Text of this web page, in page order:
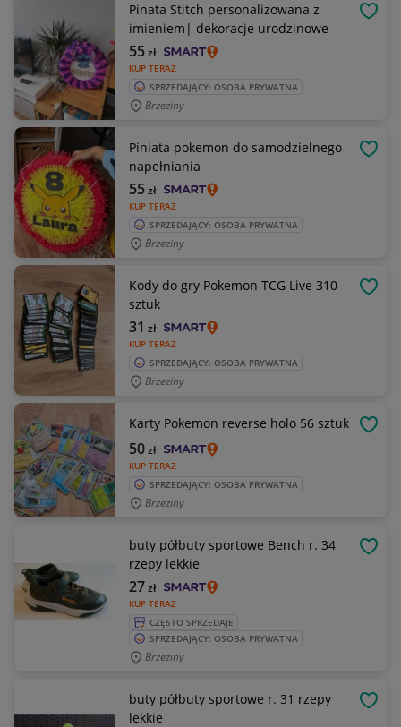
Pinata Stitch personalizowana z
imieniem| dekoracje urodzinowe
KUP TERAZ
55zł
SPRZEDAJĄCY: OSOBA PRYWATNA
Brzeziny
Piniata pokemon do samodzielnego
napełniania
KUP TERAZ
55zł
SPRZEDAJĄCY: OSOBA PRYWATNA
Brzeziny
Kody do gry Pokemon TCG Live 310
sztuk
KUP TERAZ
31 zł
SPRZEDAJĄCY: OSOBA PRYWATNA
Brzeziny
Karty Pokemon reverse holo 56 sztuk
KUP TERAZ
50zł
SPRZEDAJĄCY: OSOBA PRYWATNA
Brzeziny
buty półbuty sportowe Bench r. 34
rzepy lekkie
KUP TERAZ
27zł
CZĘSTO SPRZEDAJE
SPRZEDAJĄCY: OSOBA PRYWATNA
Brzeziny
buty półbuty sportowe r. 31 rzepy
lekkie